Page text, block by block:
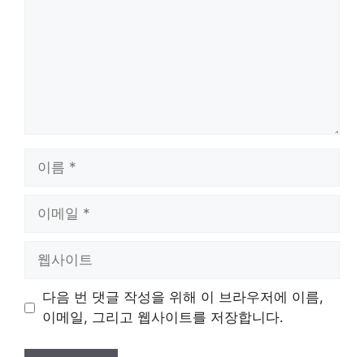
트
다음 번 댓글 작성을 위해 이 브라우저에 이름,
이메일, 그리고 웹사이트를 저장합니다.